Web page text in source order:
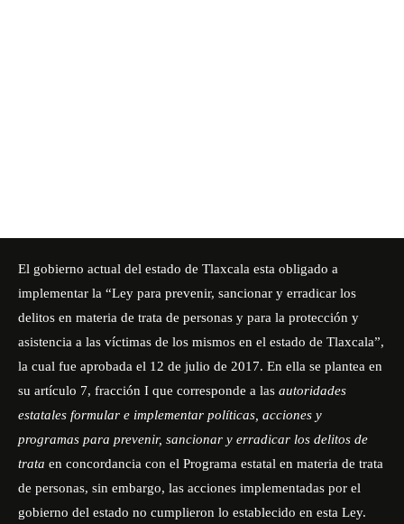
El gobierno actual del estado de Tlaxcala esta obligado a
implementar la “Ley para prevenir, sancionar y erradicar los
delitos en materia de trata de personas y para la protección y
asistencia a las víctimas de los mismos en el estado de Tlaxcala”,
la cual fue aprobada el 12 de julio de 2017. En ella se plantea en
su artículo 7, fracción I que corresponde a las autoridades
estatales formular e implementar políticas, acciones y
programas para prevenir, sancionar y erradicar los delitos de
trata en concordancia con el Programa estatal en materia de trata
de personas, sin embargo, las acciones implementadas por el
gobierno del estado no cumplieron lo establecido en esta Ley.